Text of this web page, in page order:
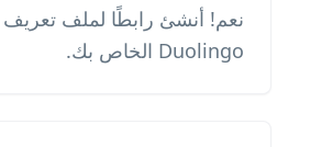
نعم! أنشئ رابطًا لملف تعريف
Duolingo الخاص بك.